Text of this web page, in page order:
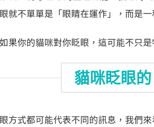
就不單單是「眼睛在運作」，而是一
果你的貓咪對你眨眼，這可能不只
貓咪眨眼
方式都可能代表不同的訊息，我們